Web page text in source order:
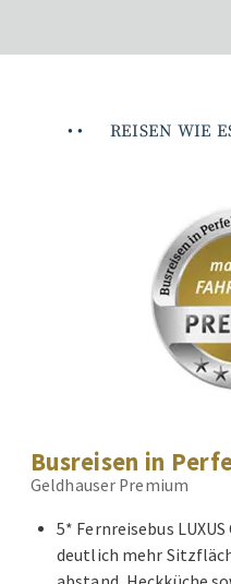
• • REISEN WIE
Busreisen in
Geldhauser Premium
5* Fernreisebus
deutlich mehr